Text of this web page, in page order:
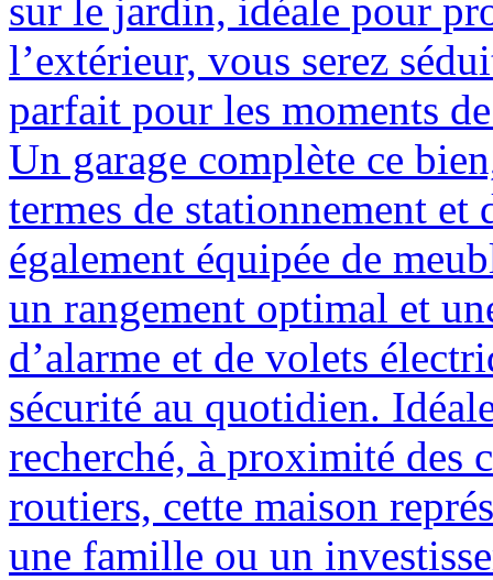
sur le jardin, idéale pour
l’extérieur, vous serez
parfait pour les moments
Un garage complète ce
termes de stationnement et
également équipée de
un rangement optimal et
d’alarme et de volets
sécurité au quotidien.
recherché, à proximité des
routiers, cette maison
une famille ou un